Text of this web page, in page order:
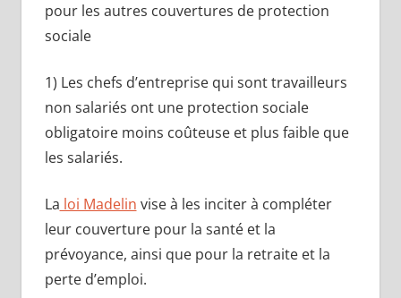
pour les autres couvertures de protection
sociale
1) Les chefs d’entreprise qui sont travailleurs
non salariés ont une protection sociale
obligatoire moins coûteuse et plus faible que
les salariés.
La loi Madelin vise à les inciter à compléter
leur couverture pour la santé et la
prévoyance, ainsi que pour la retraite et la
perte d’emploi.